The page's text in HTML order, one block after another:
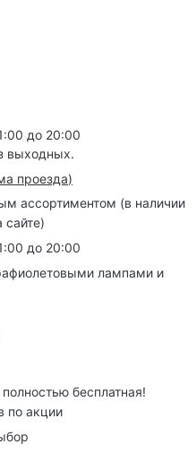
до 20:00
выходных.
проезда)
ассортиментом (в наличии
сайте)
до 20:00
лампами и
бесплатная!
по акции